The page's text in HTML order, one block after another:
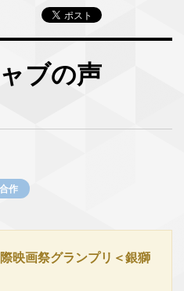
ブの声
作
映画祭グランプリ＜銀獅